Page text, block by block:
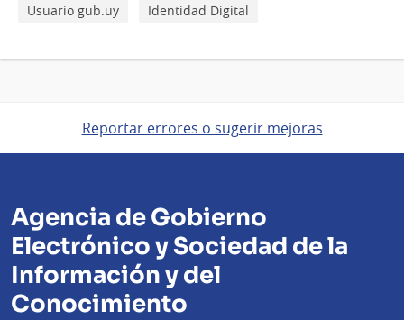
Usuario gub.uy Identidad Digital
Reportar errores o sugerir mejoras
Agencia de Gobierno
Electrónico y Sociedad de la
Información y del
Conocimiento